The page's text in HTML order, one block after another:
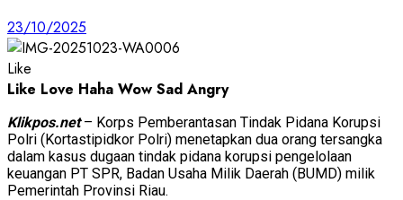
23/10/2025
Like
Like Love Haha Wow Sad Angry
Klikpos.net– Korps Pemberantasan Tindak Pidana Korupsi
Polri (Kortastipidkor Polri) menetapkan dua orang tersangka
dalam kasus dugaan tindak pidana korupsi pengelolaan
keuangan PT SPR, Badan Usaha Milik Daerah (BUMD) milik
Pemerintah Provinsi Riau.